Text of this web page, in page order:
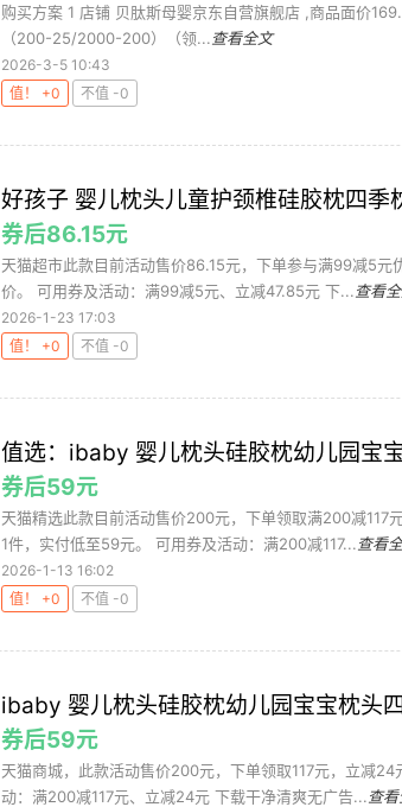
购买方案 1 店铺 贝肽斯母婴京东自营旗舰店 ,商品面价
（200-25/2000-200）（领... 查看全文
2026-3-5 10:43
值！ +0
不值 -0
好孩子 婴儿枕头儿童护颈椎硅胶枕四季
券后86.15元
天猫超市此款目前活动售价86.15元，下单参与满99减5元
价。 可用券及活动：满99减5元、立减47.85元 下... 查看
2026-1-23 17:03
值！ +0
不值 -0
值选：ibaby 婴儿枕头硅胶枕幼儿园宝
券后59元
天猫精选此款目前活动售价200元，下单领取满200减117
1件，实付低至59元。 可用券及活动：满200减117... 查看
2026-1-13 16:02
值！ +0
不值 -0
ibaby 婴儿枕头硅胶枕幼儿园宝宝枕头
券后59元
天猫商城，此款活动售价200元，下单领取117元，立减
动：满200减117元、立减24元 下载干净清爽无广告... 查